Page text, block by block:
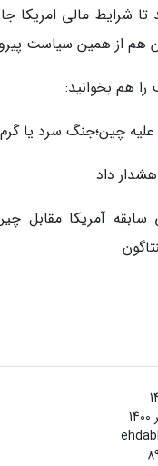
تا شرایط مالی امریکا
از همین سیاست
هم بخوانید:
علیه چین؛جنگ سرد یا
داد
آمریکا مقابل